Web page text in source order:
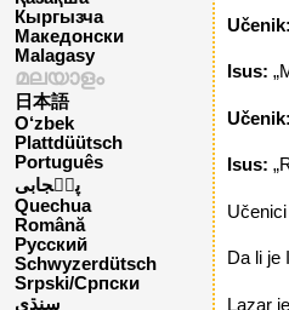
Кыргызча
Македонски
Malagasy
മലയാളം
日本語
O‘zbek
Plattdüütsch
Português
پن٘جابی
Quechua
Română
Русский
Schwyzerdütsch
Srpski/Српски
Učenik:
Isus:
Učenik:
Isus:
Da li je
Lazar